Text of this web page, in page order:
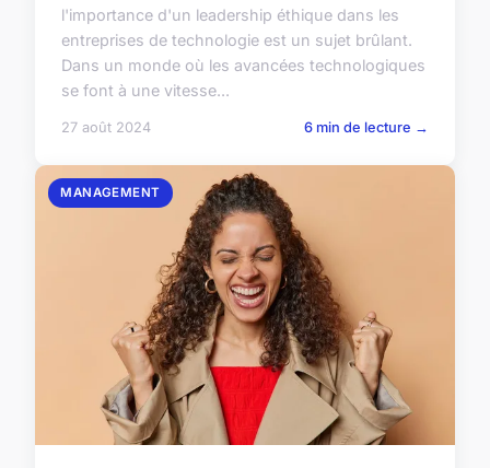
l'importance d'un leadership éthique dans les
entreprises de technologie est un sujet brûlant.
Dans un monde où les avancées technologiques
se font à une vitesse...
27 août 2024 6 min de lecture →
MANAGEMENT